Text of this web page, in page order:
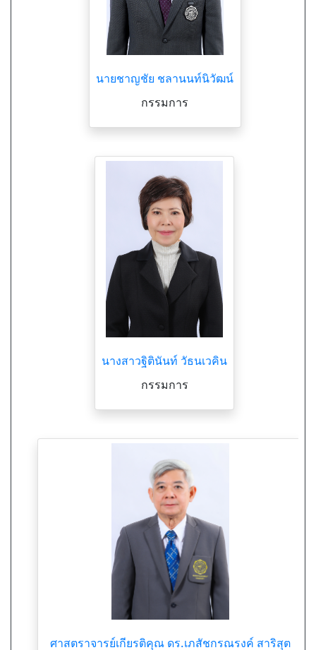
นายชาญชัย ชลานนท์นิวัฒน์
กรรมการ
นางสาวฐิตินันท์ วัธนเวคิน
กรรมการ
ศาสตราจารย์เกียรติคุณ ดร.เภสัชกรณรงค์ สาริสุต